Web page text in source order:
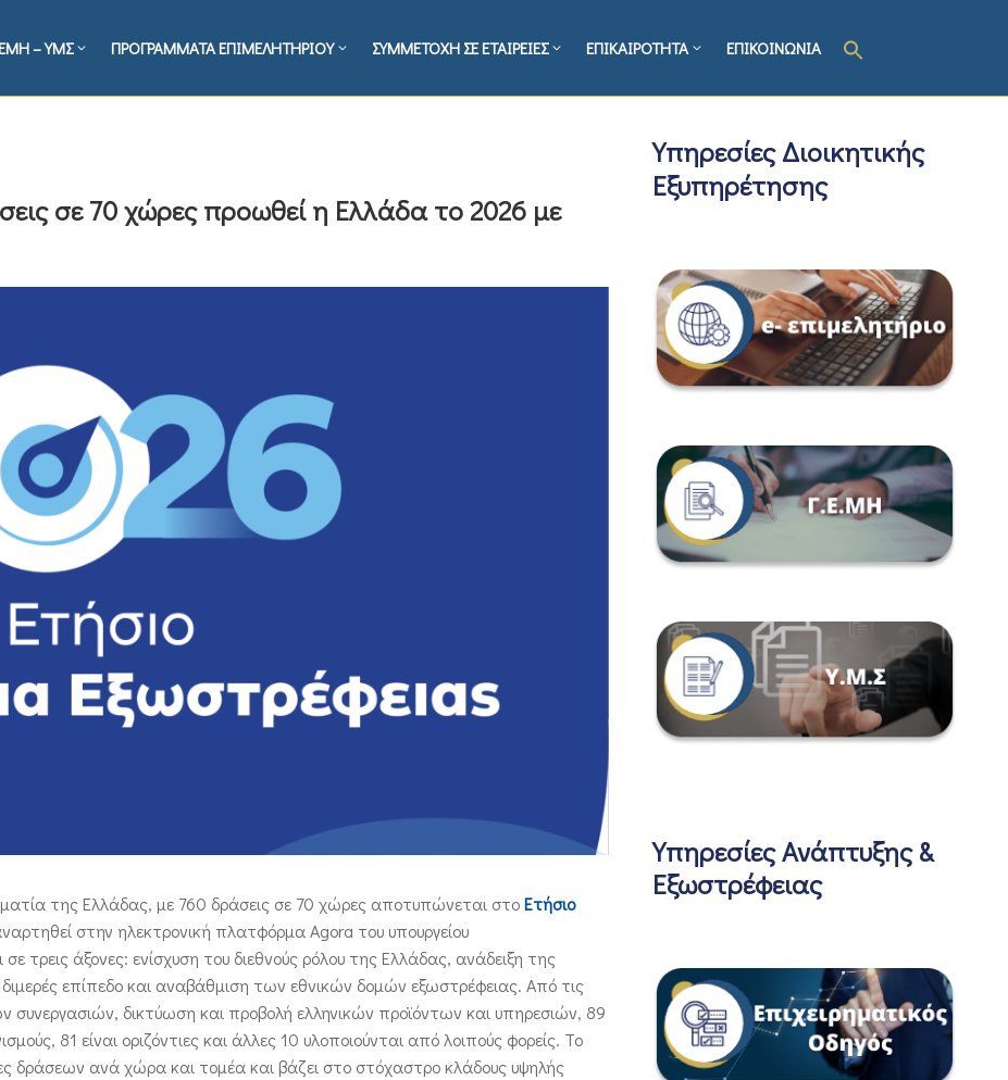
– ΥΜΣ ΠΡΟΓΡΑΜΜΑΤΑ ΕΠΙΜΕΛΗΤΗΡΙΟΥ ΣΥΜΜΕΤΟΧΗ ΣΕ ΕΤΑΙΡΕΙΕΣ ΕΠΙΚΑΙΡΟΤΗΤΑ ΕΠΙΚΟΙΝΩΝΙΑ
σε 70 χώρες προωθεί η Ελλάδα το 2026 με
της Ελλάδας, με 760 δράσεις σε 70 χώρες αποτυπώνεται στοΕτήσιο
στην ηλεκτρονική πλατφόρμα Agora του υπουργείου
τρεις άξονες: ενίσχυση του διεθνούς ρόλου της Ελλάδας, ανάδειξη της
επίπεδο και αναβάθμιση των εθνικών δομών εξωστρέφειας. Από τις
συνεργασιών, δικτύωση και προβολή ελληνικών προϊόντων και υπηρεσιών, 89
81 είναι οριζόντιες και άλλες 10 υλοποιούνται από λοιπούς φορείς. Το
δράσεων ανά χώρα και τομέα και βάζει στο στόχαστρο κλάδους υψηλής
Υπηρεσίες Διοικητικής
Εξυπηρέτησης
Υπηρεσίες Ανάπτυξης &
Εξωστρέφειας